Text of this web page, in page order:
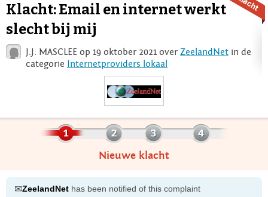
Voor Bedrijven
Login
Klacht: Email en internet werkt
slecht bij mij
J.J. MASCLEE op 19 oktober 2021 over ZeelandNet in de
categorie Internetproviders lokaal
Nieuwe klacht
✉ZeelandNet has been notified of this complaint